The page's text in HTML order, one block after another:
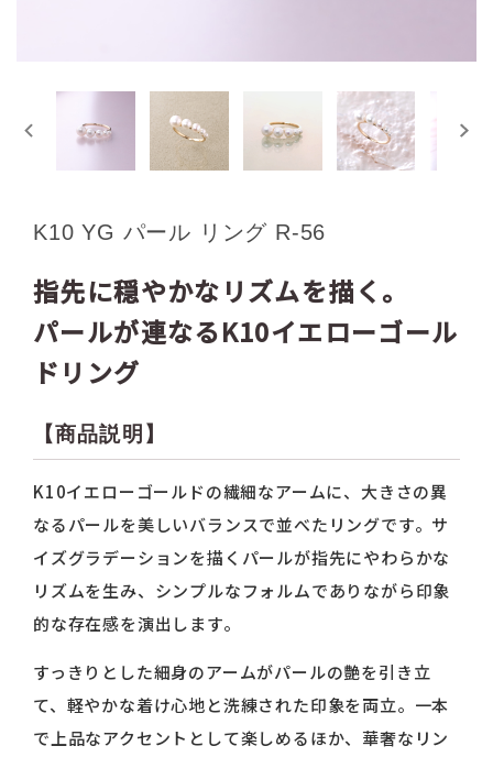
K10 YG パール リング R-56
指先に穏やかなリズムを描く。
パールが連なるK10イエローゴール
ドリング
【商品説明】
K10イエローゴールドの繊細なアームに、大きさの異
なるパールを美しいバランスで並べたリングです。サ
イズグラデーションを描くパールが指先にやわらかな
リズムを生み、シンプルなフォルムでありながら印象
的な存在感を演出します。
すっきりとした細身のアームがパールの艶を引き立
て、軽やかな着け心地と洗練された印象を両立。一本
で上品なアクセントとして楽しめるほか、華奢なリン